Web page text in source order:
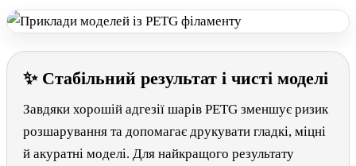
✨ Стабільний результат і чисті моделі
Завдяки хорошій адгезії шарів PETG зменшує ризик
розшарування та допомагає друкувати гладкі, міцні
й акуратні моделі. Для найкращого результату